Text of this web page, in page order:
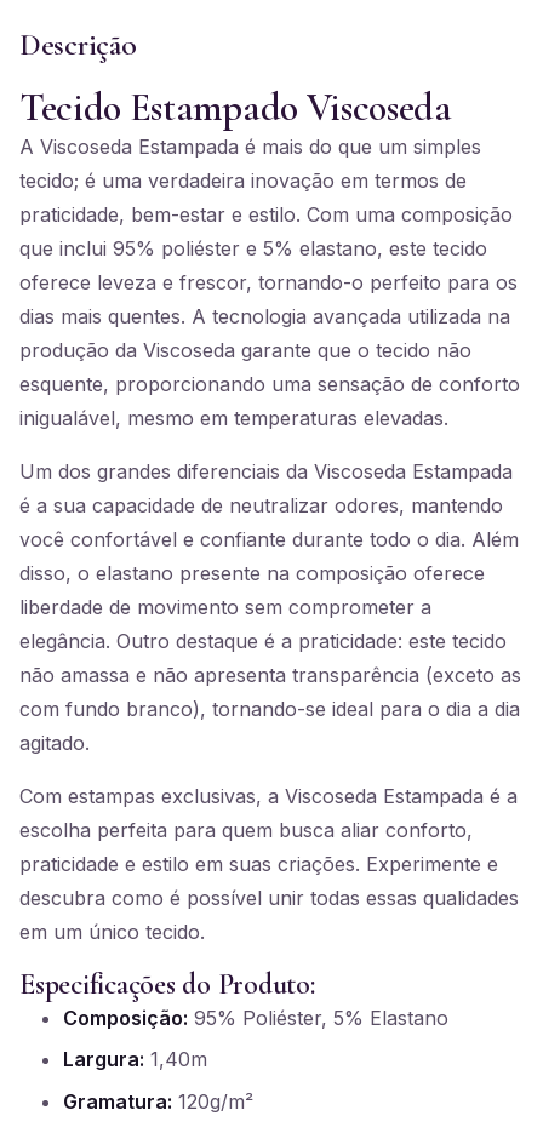
Descrição
Tecido Estampado Viscoseda
A Viscoseda Estampada é mais do que um simples
tecido; é uma verdadeira inovação em termos de
praticidade, bem-estar e estilo. Com uma composição
que inclui 95% poliéster e 5% elastano, este tecido
oferece leveza e frescor, tornando-o perfeito para os
dias mais quentes. A tecnologia avançada utilizada na
produção da Viscoseda garante que o tecido não
esquente, proporcionando uma sensação de conforto
inigualável, mesmo em temperaturas elevadas.
Um dos grandes diferenciais da Viscoseda Estampada
é a sua capacidade de neutralizar odores, mantendo
você confortável e confiante durante todo o dia. Além
disso, o elastano presente na composição oferece
liberdade de movimento sem comprometer a
elegância. Outro destaque é a praticidade: este tecido
não amassa e não apresenta transparência (exceto as
com fundo branco), tornando-se ideal para o dia a dia
agitado.
Com estampas exclusivas, a Viscoseda Estampada é a
escolha perfeita para quem busca aliar conforto,
praticidade e estilo em suas criações. Experimente e
descubra como é possível unir todas essas qualidades
em um único tecido.
Especificações do Produto:
Composição: 95% Poliéster, 5% Elastano
Largura: 1,40m
Gramatura: 120g/m²